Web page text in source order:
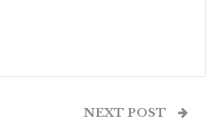
NEXT POST